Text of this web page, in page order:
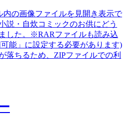
内の画像ファイルを見開き表示で
説・自炊コミックのお供にどう
した。※RARファイルも読み込
能」に設定する必要があります)
落ちるため、ZIPファイルでの利